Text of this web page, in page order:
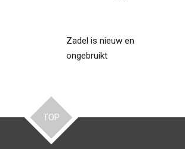
Zadel is nieuw en
ongebruikt
TOP